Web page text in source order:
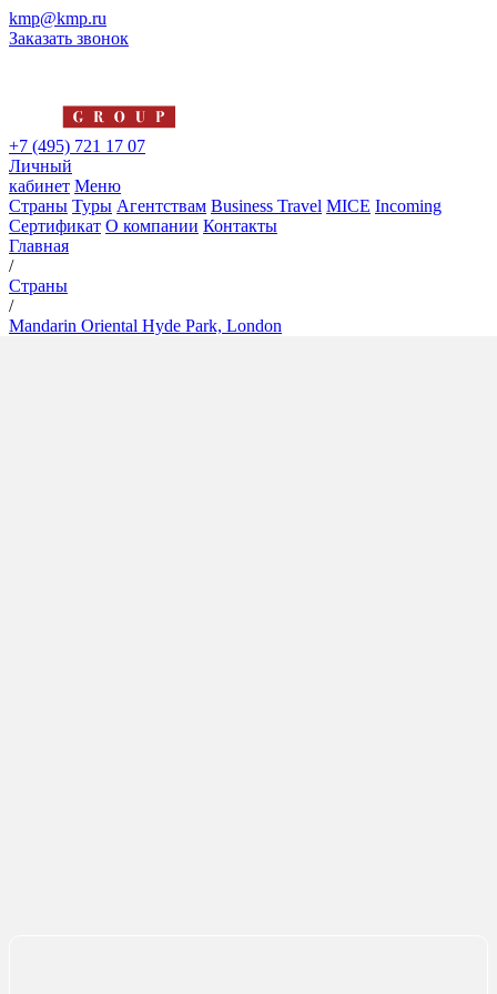
kmp@kmp.ru
Заказать звонок
+7 (495) 721 17 07
Личный
кабинет Меню
Страны Туры Агентствам Business Travel MICE Incoming
Сертификат О компании Контакты
Главная
/
Страны
/
Mandarin Oriental Hyde Park, London